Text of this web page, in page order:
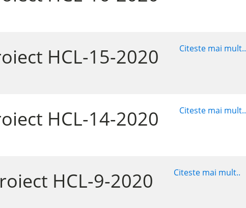
HCL-15-2020 Citeste mai mult..
HCL-14-2020 Citeste mai mult..
HCL-9-2020 Citeste mai mult..